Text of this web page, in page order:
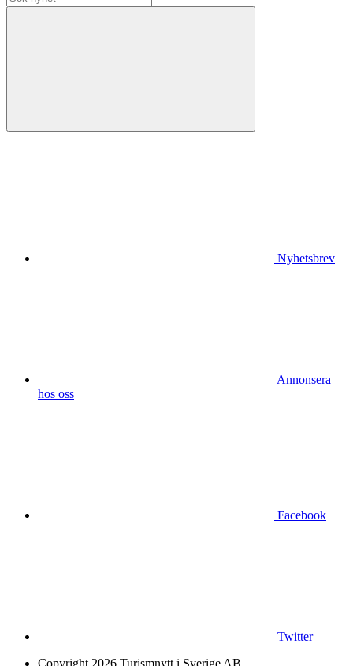
Nyhetsbrev
Annonsera
hos oss
Facebook
Twitter